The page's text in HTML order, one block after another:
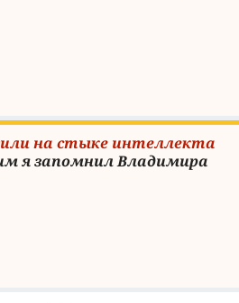
на стыке интеллекта
я запомнил Владимира